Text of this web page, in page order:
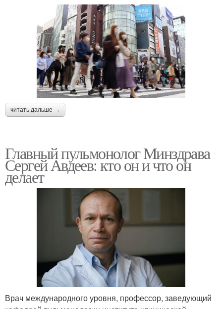
читать дальше →
Главный пульмонолог Минздрава
Сергей Авдеев: кто он и что он
делает
Врач международного уровня, профессор, заведующий